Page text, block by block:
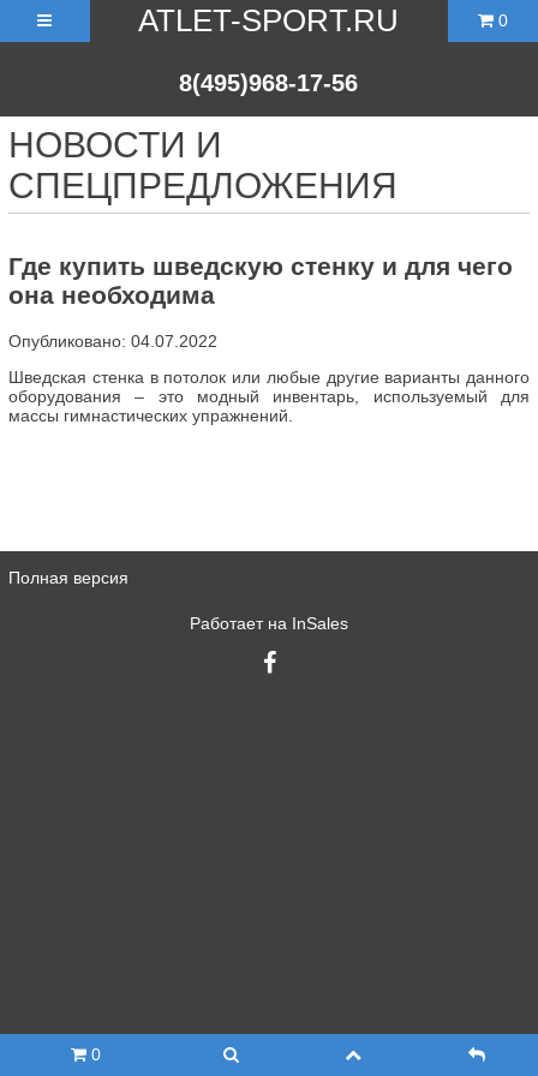
ATLET-SPORT.RU
8(495)968-17-56
0
НОВОСТИ И
СПЕЦПРЕДЛОЖЕНИЯ
Где купить шведскую стенку и для чего
она необходима
Опубликовано: 04.07.2022
Шведская стенка в потолок или любые другие варианты данного
оборудования – это модный инвентарь, используемый для
массы гимнастических упражнений.
Полная версия
Работает на InSales
0